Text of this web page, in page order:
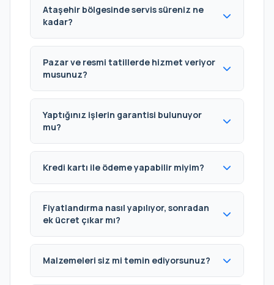
Ataşehir bölgesinde servis süreniz ne
kadar?
Pazar ve resmi tatillerde hizmet veriyor
musunuz?
Yaptığınız işlerin garantisi bulunuyor
mu?
Kredi kartı ile ödeme yapabilir miyim?
Fiyatlandırma nasıl yapılıyor, sonradan
ek ücret çıkar mı?
Malzemeleri siz mi temin ediyorsunuz?